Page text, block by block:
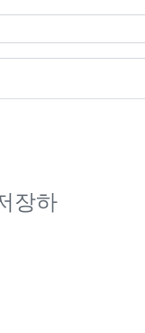
장하